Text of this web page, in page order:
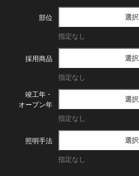
部位 選択
指定なし
採用商品 選択
指定なし
竣工年・
オープン年
選択
指定なし
照明手法 選択
指定なし